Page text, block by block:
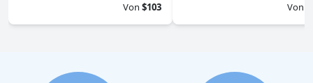
Von $103
Von